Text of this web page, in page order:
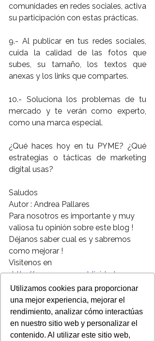
Utilizamos cookies para proporcionar
una mejor experiencia, mejorar el
rendimiento, analizar cómo interactúas
en nuestro sitio web y personalizar el
contenido. Al utilizar este sitio web,
comunidades en redes sociales, activa
su participación con estas prácticas.
9.- Al publicar en tus redes sociales,
cuida la calidad de las fotos que
subes, su tamaño, los textos que
anexas y los links que compartes.
10.- Soluciona los problemas de tu
mercado y te verán como experto,
como una marca especial.
¿Qué haces hoy en tu PYME? ¿Qué
estrategias o tácticas de marketing
digital usas?
Saludos
Autor : Andrea Pallares
Para nosotros es importante y muy
valiosa tu opinión sobre este blog !
Déjanos saber cual es y sabremos
como mejorar !
Visitenos en
: http//www.rampapublicidad.com
Siguenos en
: www.facebook.com/rampapublicida
d
www.twitter.com/@rampapublicidad
https://plus.google.com/u/0/101670